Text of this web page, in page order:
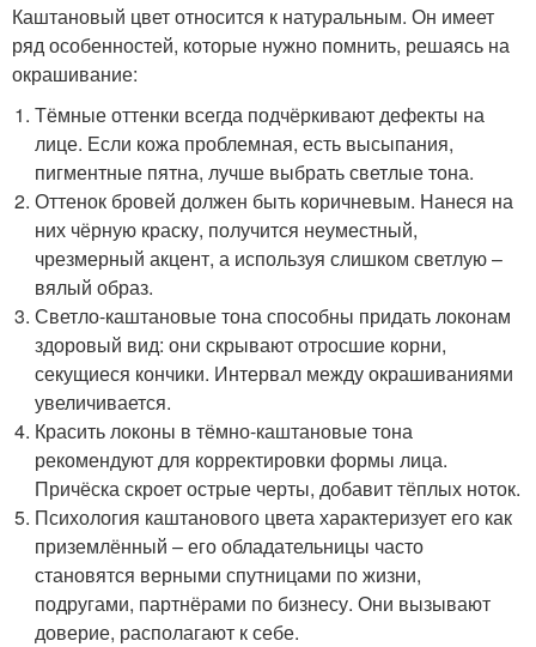
Каштановый цвет относится к натуральным. Он имеет
ряд особенностей, которые нужно помнить, решаясь на
окрашивание:
Тёмные оттенки всегда подчёркивают дефекты на
лице. Если кожа проблемная, есть высыпания,
пигментные пятна, лучше выбрать светлые тона.
Оттенок бровей должен быть коричневым. Нанеся на
них чёрную краску, получится неуместный,
чрезмерный акцент, а используя слишком светлую –
вялый образ.
Светло-каштановые тона способны придать локонам
здоровый вид: они скрывают отросшие корни,
секущиеся кончики. Интервал между окрашиваниями
увеличивается.
Красить локоны в тёмно-каштановые тона
рекомендуют для корректировки формы лица.
Причёска скроет острые черты, добавит тёплых ноток.
Психология каштанового цвета характеризует его как
приземлённый – его обладательницы часто
становятся верными спутницами по жизни,
подругами, партнёрами по бизнесу. Они вызывают
доверие, располагают к себе.